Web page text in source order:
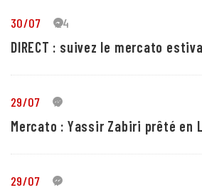
30/07 24
DIRECT : suivez le mercato
29/07 5
Mercato : Yassir Zabiri prêté en
29/07 1